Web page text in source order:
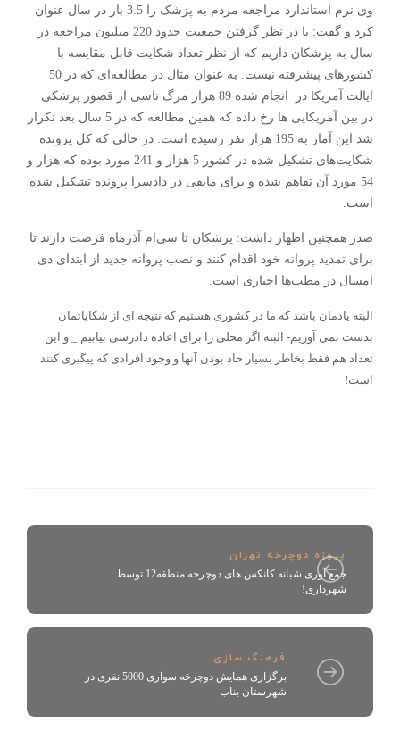
وی نرم استاندارد مراجعه مردم به پزشک را 3.5 بار در سال عنوان
کرد و گفت: با در نظر گرفتن جمعیت حدود 220 میلیون مراجعه در
سال به پزشکان داریم که از نظر تعداد شکایت قابل مقایسه با
کشورهای پیشرفته نیست. به عنوان مثال در مطالعه‌ای که در 50
ایالت آمریکا در انجام شده 89 هزار مرگ ناشی از قصور پزشکی
در بین آمریکایی ها رخ داده که همین مطالعه که در 5 سال بعد تکرار
شد این آمار به 195 هزار نفر رسیده است. در حالی که کل پرونده
شکایت‌های تشکیل شده در کشور 5 هزار و 241 مورد بوده که هزار و
54 مورد آن تفاهم شده و برای مابقی در دادسرا پرونده تشکیل شده
است.
صدر همچنین اظهار داشت: پزشکان تا سی‌ام آذرماه فرصت دارند تا
برای تمدید پروانه خود اقدام کنند و نصب پروانه جدید از ابتدای دی‌
امسال در مطب‌ها اجباری است.
البته یادمان باشد که ما در کشوری هستیم که نتیجه ای از شکایاتمان
بدست نمی آوریم- البته اگر محلی را برای اعاده دادرسی بیابیم _ و این
تعداد هم فقط بخاطر بسیار حاد بودن آنها و وجود افرادی که پیگیری کنند
است!
پروژه دوچرخه تهران
جمع آوری شبانه کانکس های دوچرخه منطقه12 توسط
شهرداری!
فرهنگ سازی
برگزاری همایش دوچرخه سواری 5000 نفری در
شهرستان بناب